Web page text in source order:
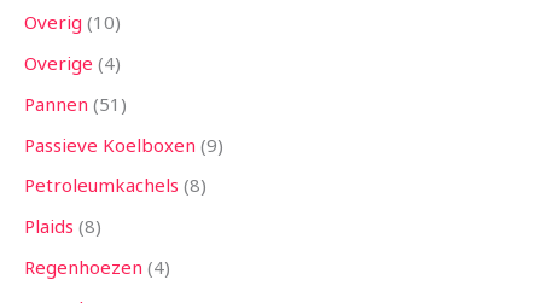
Overig 10
Overige 4
Pannen 51
Passieve Koelboxen 9
Petroleumkachels 8
Plaids 8
Regenhoezen 4